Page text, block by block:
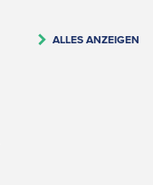
ALLES ANZEIGEN